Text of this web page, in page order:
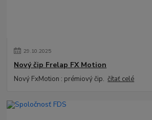
29.10.2025
Nový čip Frelap FX Motion
Nový FxMotion : prémiový čip.čítať celé